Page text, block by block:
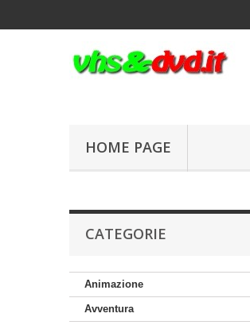
HOME PAGE
CATEGORIE
Animazione
Avventura